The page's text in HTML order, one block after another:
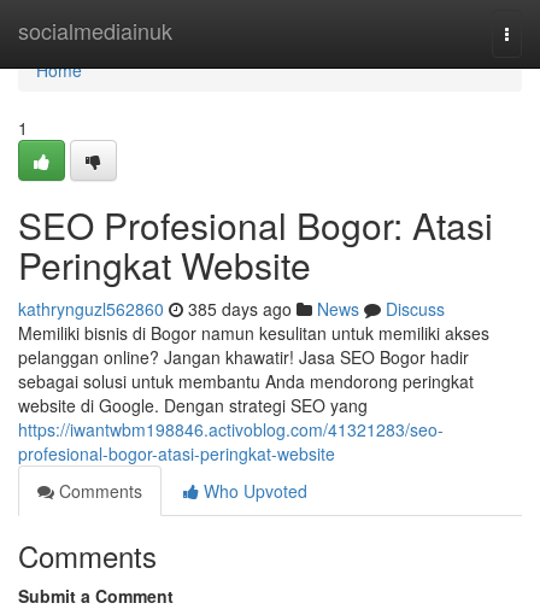
socialmediainuk
Home
Home
1
SEO Profesional Bogor: Atasi
Peringkat Website
kathrynguzl562860 385 days ago News
Discuss
Memiliki bisnis di Bogor namun kesulitan untuk memiliki akses
pelanggan online? Jangan khawatir! Jasa SEO Bogor hadir
sebagai solusi untuk membantu Anda mendorong peringkat
website di Google. Dengan strategi SEO yang
https://iwantwbm198846.activoblog.com/41321283/seo-
profesional-bogor-atasi-peringkat-website
Comments
Who Upvoted
Comments
Submit a Comment